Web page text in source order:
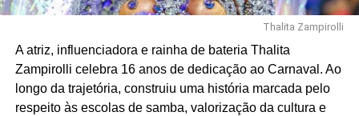
Thalita Zampirolli
A atriz, influenciadora e rainha de bateria Thalita
Zampirolli celebra 16 anos de dedicação ao Carnaval. Ao
longo da trajetória, construiu uma história marcada pelo
respeito às escolas de samba, valorização da cultura e